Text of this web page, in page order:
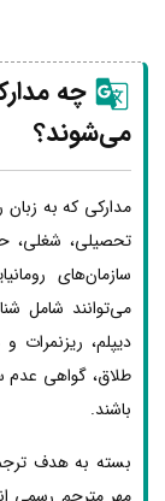
چه
می‌شوند؟
مدارکی که به زبان
تحصیلی، شغلی،
سازمان‌های
می‌توانند شامل
دیپلم، ریزنمرات
طلاق، گواهی عدم
باشند.
بسته به هدف
مهر مترجم رسمی